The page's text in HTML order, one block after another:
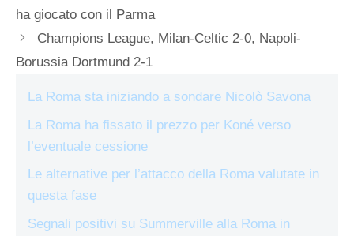
ha giocato con il Parma
Champions League, Milan-Celtic 2-0, Napoli-
Borussia Dortmund 2-1
La Roma sta iniziando a sondare Nicolò Savona
La Roma ha fissato il prezzo per Koné verso
l’eventuale cessione
Le alternative per l’attacco della Roma valutate in
questa fase
Segnali positivi su Summerville alla Roma in